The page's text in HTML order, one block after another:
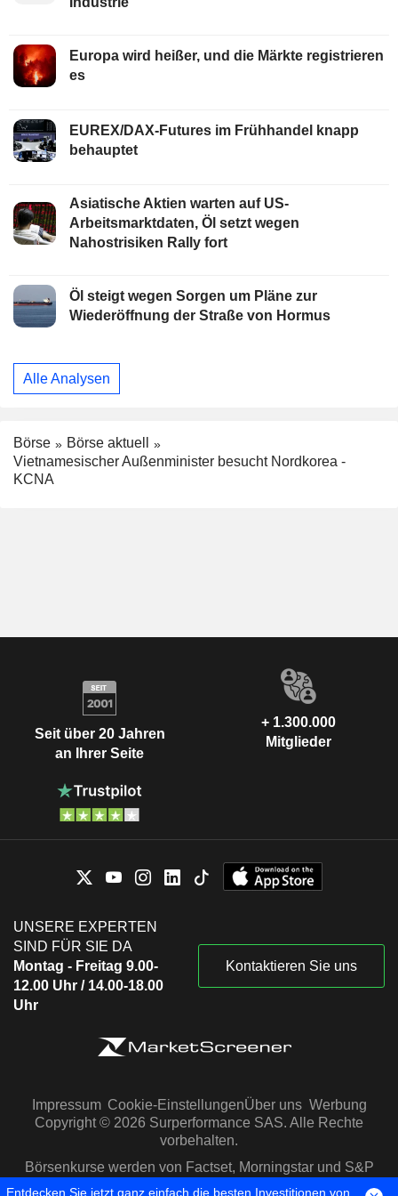
Europa wird heißer, und die Märkte registrieren
es
EUREX/DAX-Futures im Frühhandel knapp
behauptet
Asiatische Aktien warten auf US-
Arbeitsmarktdaten, Öl setzt wegen
Nahostrisiken Rally fort
Öl steigt wegen Sorgen um Pläne zur
Wiederöffnung der Straße von Hormus
Alle Analysen
Börse
Börse aktuell
Vietnamesischer Außenminister besucht Nordkorea -
KCNA
Seit über 20 Jahren
an Ihrer Seite
+ 1.300.000
Mitglieder
UNSERE EXPERTEN
SIND FÜR SIE DA
Montag - Freitag 9.00-
12.00 Uhr / 14.00-18.00
Uhr
Kontaktieren Sie uns
Impressum Cookie-EinstellungenÜber uns Werbung
Copyright © 2026 Surperformance SAS. Alle Rechte
vorbehalten.
Börsenkurse werden von Factset, Morningstar und S&P
Capital IQ zur Verfügung gestellt
Entdecken Sie jetzt ganz einfach die besten Investitionen von